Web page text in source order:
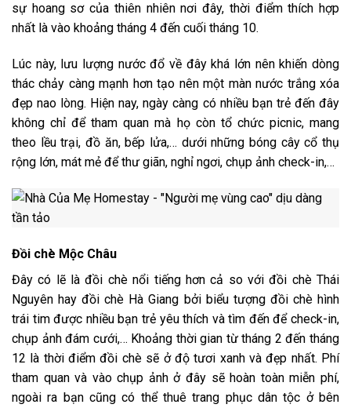
sự hoang sơ của thiên nhiên nơi đây, thời điểm thích hợp
nhất là vào khoảng tháng 4 đến cuối tháng 10.
Lúc này, lưu lượng nước đổ về đây khá lớn nên khiến dòng
thác chảy càng mạnh hơn tạo nên một màn nước trắng xóa
đẹp nao lòng. Hiện nay, ngày càng có nhiều bạn trẻ đến đây
không chỉ để tham quan mà họ còn tổ chức picnic, mang
theo lều trại, đồ ăn, bếp lửa,… dưới những bóng cây cổ thụ
rộng lớn, mát mẻ để thư giãn, nghỉ ngơi, chụp ảnh check-in,…
Đồi chè Mộc Châu
Đây có lẽ là đồi chè nổi tiếng hơn cả so với đồi chè Thái
Nguyên hay đồi chè Hà Giang bởi biểu tượng đồi chè hình
trái tim được nhiều bạn trẻ yêu thích và tìm đến để check-in,
chụp ảnh đám cưới,… Khoảng thời gian từ tháng 2 đến tháng
12 là thời điểm đồi chè sẽ ở độ tươi xanh và đẹp nhất. Phí
tham quan và vào chụp ảnh ở đây sẽ hoàn toàn miễn phí,
ngoài ra bạn cũng có thể thuê trang phục dân tộc ở bên